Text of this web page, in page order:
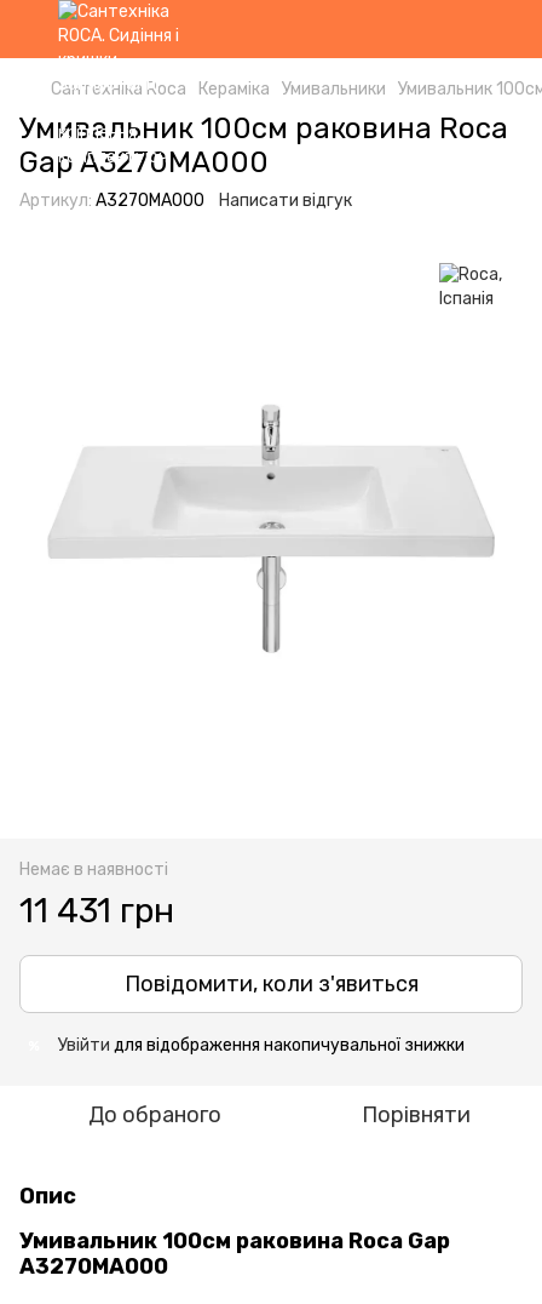
Сантехніка Roca Кераміка Умивальники Умивальник
Умивальник 100см раковина Roca
Gap A3270MA000
Артикул: A3270MA000 Написати відгук
Немає в наявності
11 431 грн
Повідомити, коли з'явиться
Увійти для відображення накопичувальної знижки
До обраного Порівняти
Опис
Умивальник 100см раковина Roca Gap
A3270MA000